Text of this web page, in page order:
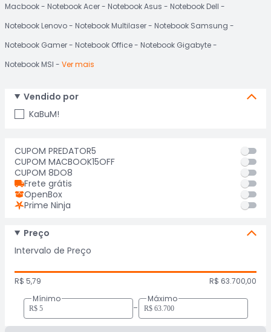
Macbook Notebook Acer Notebook Asus
Notebook Dell
Notebook Lenovo
Notebook Multilaser
Notebook Samsung
Notebook Gamer
Notebook Office
Notebook Gigabyte
Notebook MSI
Ver mais
Vendido por
KaBuM!
CUPOM PREDATOR5
CUPOM MACBOOK15OFF
CUPOM 8DO8
Frete grátis
OpenBox
Prime Ninja
Preço
Intervalo de Preço
R$ 5,79
R$ 63.700,00
Mínimo
-
Máximo